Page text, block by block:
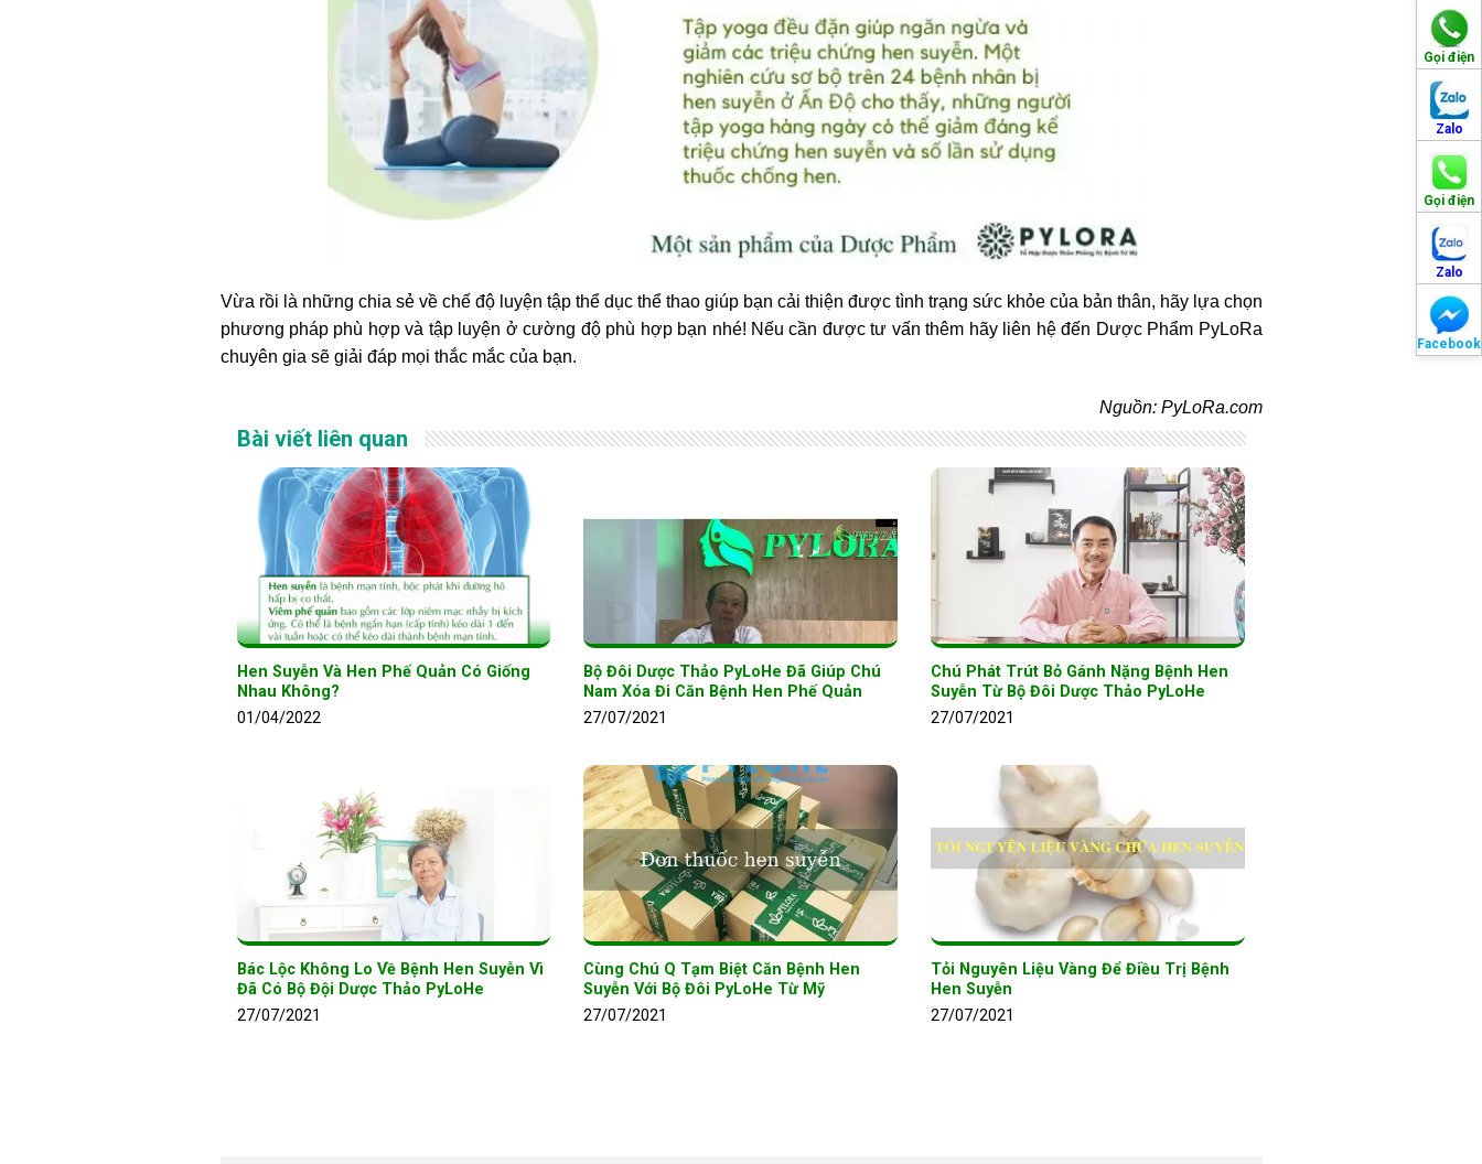
Gọi điện
Zalo
Gọi điện
Zalo
Facebook
Vừa rồi là những chia sẻ về chế độ luyện tập thể dục thể thao giúp bạn cải thiện được tình trạng sức khỏe của bản thân, hãy lựa chọn
phương pháp phù hợp và tập luyện ở cường độ phù hợp bạn nhé! Nếu cần được tư vấn thêm hãy liên hệ đến Dược Phẩm PyLoRa
chuyên gia sẽ giải đáp mọi thắc mắc của bạn.
Nguồn: PyLoRa.com
Bài viết liên quan
Hen Suyễn Và Hen Phế Quản Có Giống
Nhau Không?
01/04/2022
Bộ Đôi Dược Thảo PyLoHe Đã Giúp Chú
Nam Xóa Đi Căn Bệnh Hen Phế Quản
27/07/2021
Chú Phát Trút Bỏ Gánh Nặng Bệnh Hen
Suyễn Từ Bộ Đôi Dược Thảo PyLoHe
27/07/2021
Bác Lộc Không Lo Về Bệnh Hen Suyễn Vì
Đã Có Bộ Đội Dược Thảo PyLoHe
27/07/2021
Cùng Chú Q Tạm Biệt Căn Bệnh Hen
Suyễn Với Bộ Đôi PyLoHe Từ Mỹ
27/07/2021
Tỏi Nguyên Liệu Vàng Để Điều Trị Bệnh
Hen Suyễn
27/07/2021